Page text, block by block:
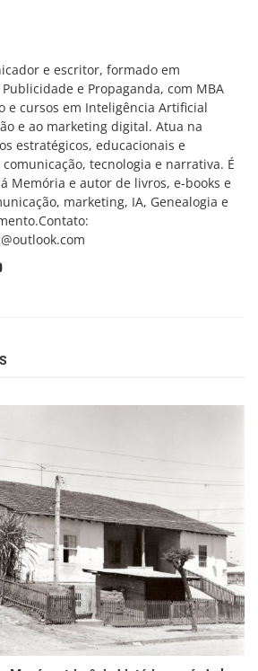
e escritor, formado em
e Propaganda, com MBA
e cursos em Inteligência Artificial
e ao marketing digital. Atua na
estratégicos, educacionais e
tecnologia e narrativa. É
Memória e autor de livros, e-books e
marketing, IA, Genealogia e